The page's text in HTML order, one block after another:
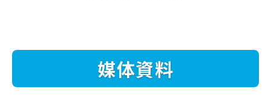
媒体資料